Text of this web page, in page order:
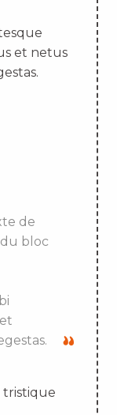
et netus
de
bloc
tristique